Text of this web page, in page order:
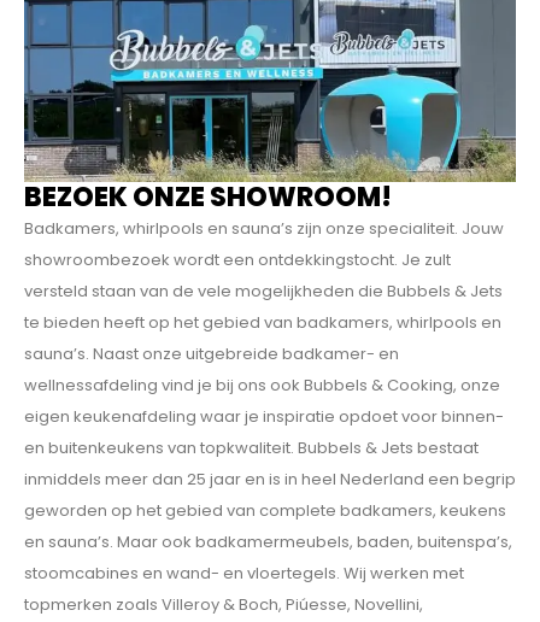
BEZOEK ONZE SHOWROOM!
Badkamers, whirlpools en sauna’s zijn onze specialiteit. Jouw
showroombezoek wordt een ontdekkings­tocht. Je zult
versteld staan van de vele mogelijkheden die Bubbels & Jets
te bieden heeft op het gebied van badkamers, whirlpools en
sauna’s. Naast onze uitgebreide badkamer- en
wellnessafdeling vind je bij ons ook Bubbels & Cooking, onze
eigen keukenafdeling waar je inspiratie opdoet voor binnen-
en buitenkeukens van topkwaliteit. Bubbels & Jets bestaat
inmiddels meer dan 25 jaar en is in heel Nederland een begrip
geworden op het gebied van complete badkamers, keukens
en sauna’s. Maar ook badkamermeubels, baden, buitenspa’s,
stoomcabines en wand- en vloertegels. Wij werken met
topmerken zoals Villeroy & Boch, Piúesse, Novellini,